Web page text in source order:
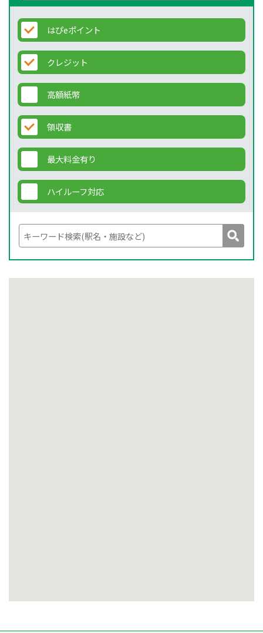
はぴeポイント
クレジット
高額紙幣
領収書
最大料金有り
ハイルーフ対応